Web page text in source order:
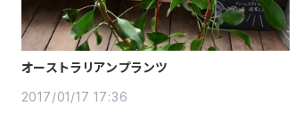
オーストラリアンプランツ
2017/01/17 17:36